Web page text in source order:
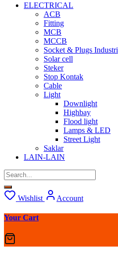
ELECTRICAL
ACB
Fitting
MCB
MCCB
Socket & Plugs Industri
Solar cell
Steker
Stop Kontak
Cable
Light
Downlight
Highbay
Flood light
Lamps & LED
Street Light
Saklar
LAIN-LAIN
Wishlist Account
Your Cart